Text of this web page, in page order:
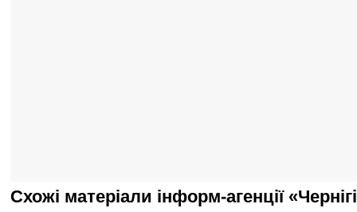
Схожі матеріали інформ-агенції